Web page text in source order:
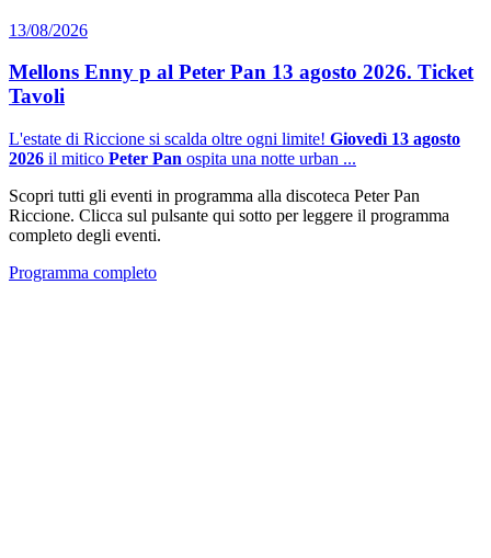
13/08/2026
Mellons Enny p al Peter Pan 13 agosto 2026. Ticket
Tavoli
L'estate di Riccione si scalda oltre ogni limite! Giovedì 13 agosto
2026 il mitico Peter Pan ospita una notte urban ...
Scopri tutti gli eventi in programma alla discoteca Peter Pan
Riccione. Clicca sul pulsante qui sotto per leggere il programma
completo degli eventi.
Programma completo